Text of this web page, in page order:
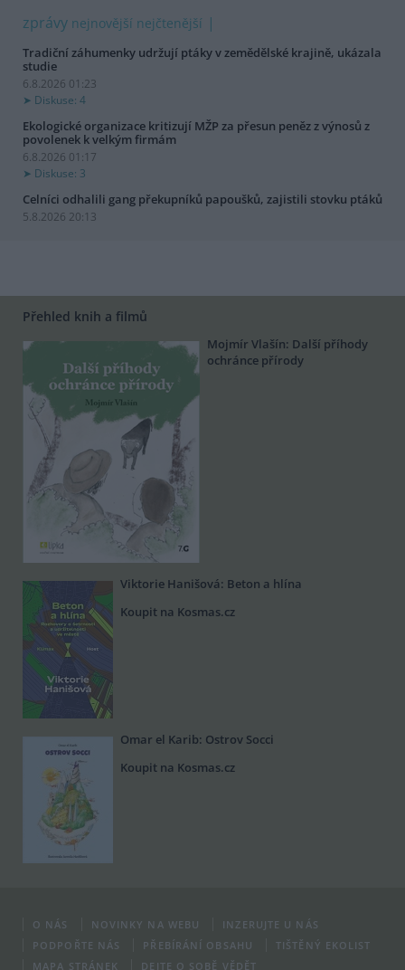
zprávy nejnovější nejčtenější
Tradiční záhumenky udržují ptáky v zemědělské krajině, ukázala
studie
6.8.2026 01:23
Diskuse: 4
Ekologické organizace kritizují MŽP za přesun peněz z výnosů z
povolenek k velkým firmám
6.8.2026 01:17
Diskuse: 3
Celníci odhalili gang překupníků papoušků, zajistili stovku ptáků
5.8.2026 20:13
Přehled knih a filmů
Mojmír Vlašín: Další příhody
ochránce přírody
Viktorie Hanišová: Beton a hlína
Koupit na Kosmas.cz
Omar el Karib: Ostrov Socci
Koupit na Kosmas.cz
O NÁS NOVINKY NA WEBU
INZERUJTE U NÁS
PODPOŘTE NÁS
PŘEBÍRÁNÍ OBSAHU
TIŠTĚNÝ EKOLIST
MAPA STRÁNEK
DEJTE O SOBĚ VĚDĚT